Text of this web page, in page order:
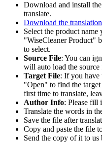
Download and install
translate.
Download the
Select the product
"WiseCleaner Product"
to select.
Source File: You can
will auto load the source
Target File: If you have
"Open" to find the
first time to translate,
Author Info: Please fill
Translate the words in
Save the file after
Copy and paste the file
Send the copy of it to us